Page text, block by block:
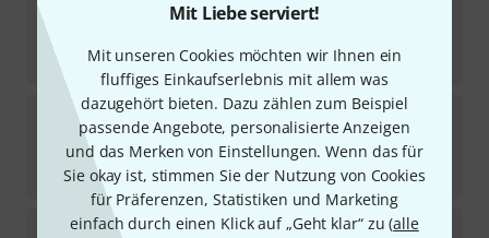
Mit Liebe serviert!
Mit unseren Cookies möchten wir Ihnen ein
fluffiges Einkaufserlebnis mit allem was
dazugehört bieten. Dazu zählen zum Beispiel
passende Angebote, personalisierte Anzeigen
und das Merken von Einstellungen. Wenn das für
Sie okay ist, stimmen Sie der Nutzung von Cookies
für Präferenzen, Statistiken und Marketing
einfach durch einen Klick auf „Geht klar“ zu (alle
1
74€
ChoroiDolphin Lyre Strings Set
Sofort lieferbar
17,90€
Äolis KlangspieleKalevala Set of Strings DT